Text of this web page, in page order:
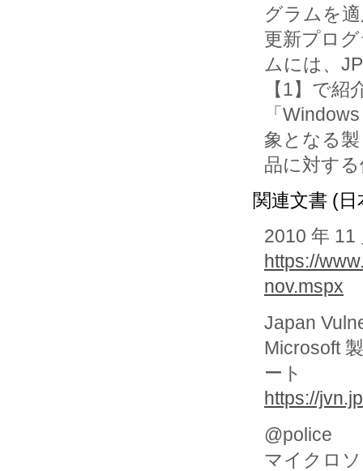
グラムを
更新プロ
ムには、
【1】で紹
「
象となる製
品に対す
関連文書 (日
2010 年
https://
nov.mspx
Japan
Microsoft
ート
https://
@police
マイクロ